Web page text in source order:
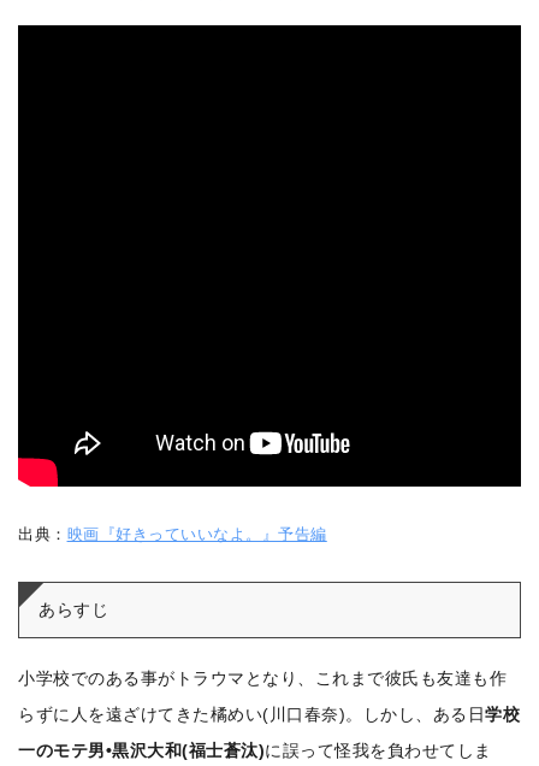
出典： 映画『好きっていいなよ。』予告編
あらすじ
小学校でのある事がトラウマとなり、これまで彼氏も友達も作
らずに人を遠ざけてきた橘めい(川口春奈)。
しかし、ある日学校
一のモテ男•黒沢大和(福士蒼汰)に誤って怪我を負わせてしま